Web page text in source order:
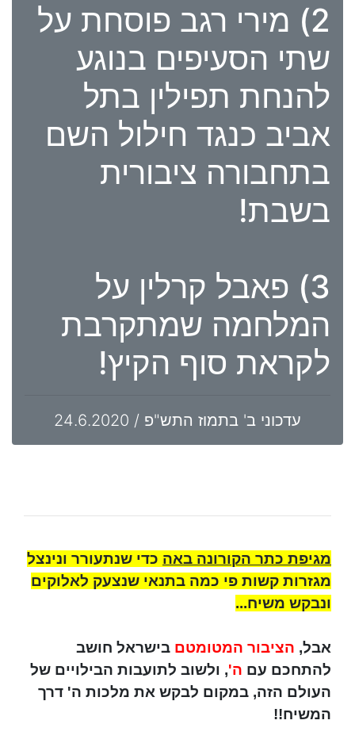
2) מירי רגב פוסחת על
שתי הסעיפים בנוגע
להנחת תפילין בתל
אביב כנגד חילול השם
בתחבורה ציבורית
בשבת!
3) פאבל קרלין על
המלחמה שמתקרבת
לקראת סוף הקיץ!
עדכוני ב' בתמוז התש"פ / 24.6.2020
מגיפת כתר הקורונה באה כדי שנתעורר ונינצל
מגזרות קשות פי כמה בתנאי שנצעק לאלוקים
ונבקש משיח...
אבל, הציבור המטומטם בישראל חושב
להתחכם עם ה', ולשוב לתועבות הבילויים של
העולם הזה, במקום לבקש את מלכות ה' דרך
המשיח!!